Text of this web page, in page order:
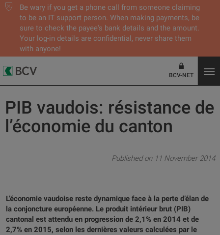
Be wary if you get a phone call from someone claiming
to be an IT support person. When making payments, be
sure to check the payee's bank details and the amount.
Your log-in details are confidential, never share them
with anyone!
BCV-NET
PIB vaudois: résistance de
l’économie du canton
Published on 11 November 2014
L’économie vaudoise reste dynamique face à la perte d’élan de
la conjoncture européenne. Le produit intérieur brut (PIB)
cantonal est attendu en progression de 2,1% en 2014 et de
2,7% en 2015, selon les dernières valeurs calculées par le